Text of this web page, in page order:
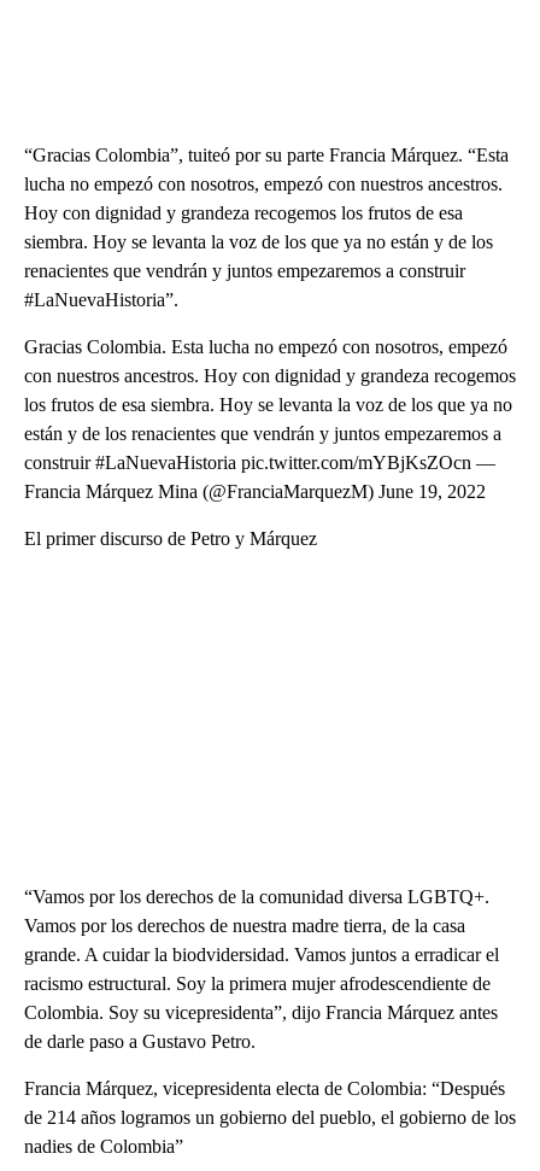
“Gracias Colombia”, tuiteó por su parte Francia Márquez. “Esta
lucha no empezó con nosotros, empezó con nuestros ancestros.
Hoy con dignidad y grandeza recogemos los frutos de esa
siembra. Hoy se levanta la voz de los que ya no están y de los
renacientes que vendrán y juntos empezaremos a construir
#LaNuevaHistoria”.
Gracias Colombia. Esta lucha no empezó con nosotros, empezó
con nuestros ancestros. Hoy con dignidad y grandeza recogemos
los frutos de esa siembra. Hoy se levanta la voz de los que ya no
están y de los renacientes que vendrán y juntos empezaremos a
construir #LaNuevaHistoria pic.twitter.com/mYBjKsZOcn —
Francia Márquez Mina (@FranciaMarquezM) June 19, 2022
El primer discurso de Petro y Márquez
“Vamos por los derechos de la comunidad diversa LGBTQ+.
Vamos por los derechos de nuestra madre tierra, de la casa
grande. A cuidar la biodvidersidad. Vamos juntos a erradicar el
racismo estructural. Soy la primera mujer afrodescendiente de
Colombia. Soy su vicepresidenta”, dijo Francia Márquez antes
de darle paso a Gustavo Petro.
Francia Márquez, vicepresidenta electa de Colombia: “Después
de 214 años logramos un gobierno del pueblo, el gobierno de los
nadies de Colombia”